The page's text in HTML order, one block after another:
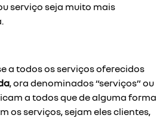
serviço seja muito mais
a todos os serviços oferecidos
, ora denominados “serviços” ou
a todos que de alguma forma
os serviços, sejam eles clientes,